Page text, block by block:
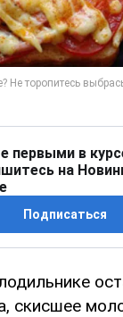
первыми в
на
Подписаться
скисшее